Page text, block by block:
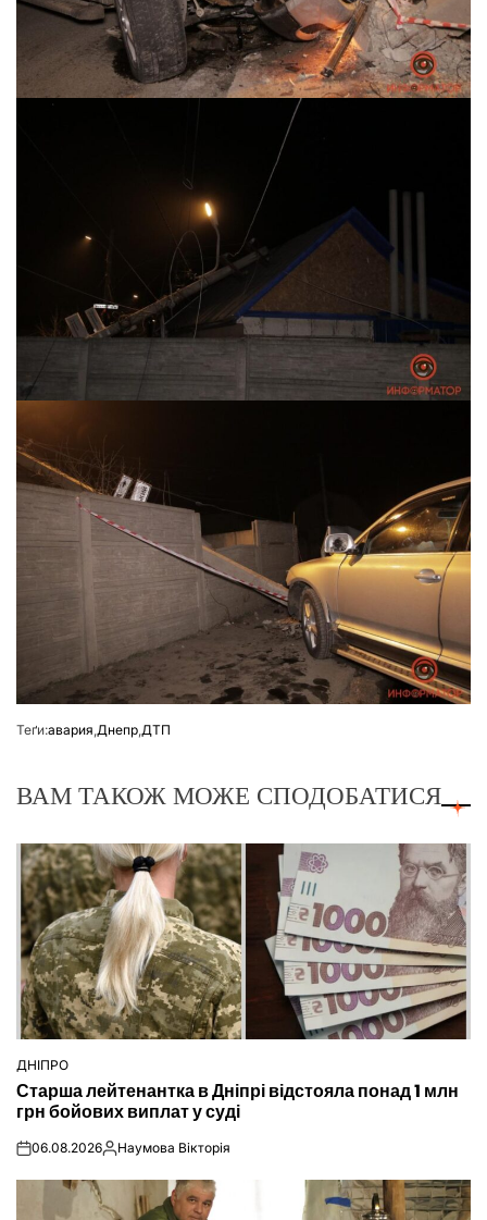
Теґи:авария,Днепр,ДТП
ВАМ ТАКОЖ МОЖЕ СПОДОБАТИСЯ
ОПУБЛІКУВАТИ
У
ДНІПРО
Старша лейтенантка в Дніпрі відстояла понад 1 млн
грн бойових виплат у суді
on06.08.2026Опубліковано
Наумова Вікторія